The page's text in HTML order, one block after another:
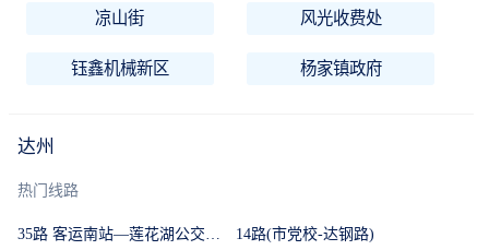
凉山街 风光收费处
钰鑫机械新区 杨家镇政府
达州
热门线路
35路 客运南站—莲花湖公交首末站(莲花湖公交首末站-客运南站) 14路(市党校-达钢路)